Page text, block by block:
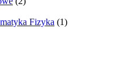
Fizyka (1)